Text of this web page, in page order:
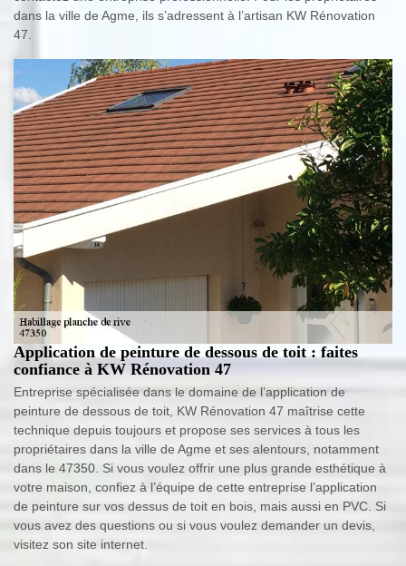
dans la ville de Agme, ils s’adressent à l’artisan KW Rénovation
47.
Application de peinture de dessous de toit : faites
confiance à KW Rénovation 47
Entreprise spécialisée dans le domaine de l’application de
peinture de dessous de toit, KW Rénovation 47 maîtrise cette
technique depuis toujours et propose ses services à tous les
propriétaires dans la ville de Agme et ses alentours, notamment
dans le 47350. Si vous voulez offrir une plus grande esthétique à
votre maison, confiez à l’équipe de cette entreprise l’application
de peinture sur vos dessus de toit en bois, mais aussi en PVC. Si
vous avez des questions ou si vous voulez demander un devis,
visitez son site internet.